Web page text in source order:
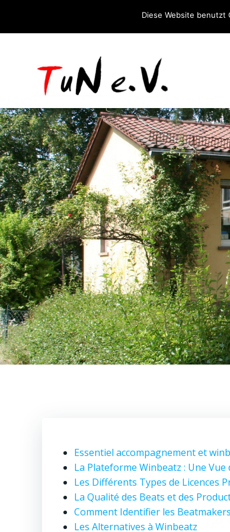
Essentiel accompagnement et
La Plateforme Winbeatz : Une Vue
Les Différents Types de Licences
La Qualité des Beats et des
Comment Identifier les
Les Alternatives à Winbeatz
Diese Website benutzt